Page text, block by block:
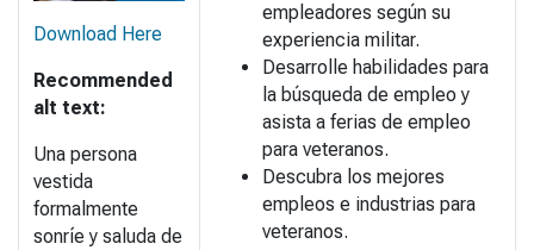
Download Here
Recommended
alt text:
Una persona
vestida
formalmente
sonríe y saluda de
empleadores según su
experiencia militar.
Desarrolle habilidades para
la búsqueda de empleo y
asista a ferias de empleo
para veteranos.
Descubra los mejores
empleos e industrias para
veteranos.